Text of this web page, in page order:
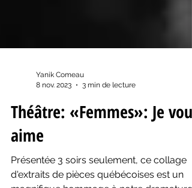
8 nov. 2023
3 min de lecture
Théâtre: «Femmes»: Je vous
aime
Présentée 3 soirs seulement, ce collage